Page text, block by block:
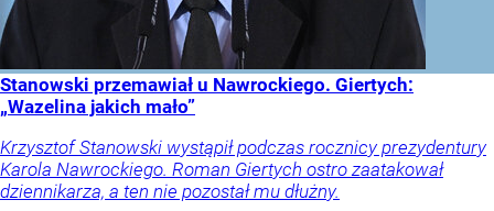
Stanowski przemawiał u Nawrockiego. Giertych:
„Wazelina jakich mało”
Krzysztof Stanowski wystąpił podczas rocznicy prezydentury
Karola Nawrockiego. Roman Giertych ostro zaatakował
dziennikarza, a ten nie pozostał mu dłużny.